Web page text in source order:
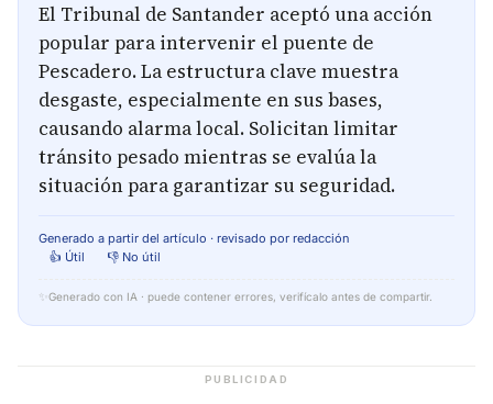
El Tribunal de Santander aceptó una acción
popular para intervenir el puente de
Pescadero. La estructura clave muestra
desgaste, especialmente en sus bases,
causando alarma local. Solicitan limitar
tránsito pesado mientras se evalúa la
situación para garantizar su seguridad.
Generado a partir del artículo · revisado por redacción
👍 Útil
👎 No útil
✨ Generado con IA · puede contener errores, verifícalo antes de compartir.
PUBLICIDAD